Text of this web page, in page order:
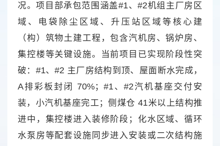
况。项目部承包范围涵盖#1、#2机组主厂房区
域、电袋除尘区域、升压站区域等核心建
（构）筑物土建工程，包含汽机房、锅炉房、
集控楼等关键设施。当前项目已实现阶段性突
破：#1、#2 主厂房结构到顶、屋面断水完成，
A排彩板封闭 70%；#1、#2汽机基座交付安
装，小汽机基座完工；侧煤仓 41米以上结构推
进中，集控楼进入装修阶段；化水区域、循环
水泵房等配套设施同步进入安装或二次结构施